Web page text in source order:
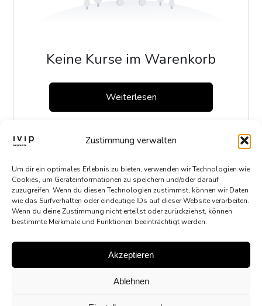
Zustimmung verwalten
Um dir ein optimales Erlebnis zu bieten, verwenden wir Technologien wie
Cookies, um Geräteinformationen zu speichern und/oder darauf
zuzugreifen. Wenn du diesen Technologien zustimmst, können wir Daten
wie das Surfverhalten oder eindeutige IDs auf dieser Website verarbeiten.
Wenn du deine Zustimmung nicht erteilst oder zurückziehst, können
bestimmte Merkmale und Funktionen beeinträchtigt werden.
Akzeptieren
Ablehnen
Keine Kurse im Warenkorb
Weiterlesen
LinkedIn